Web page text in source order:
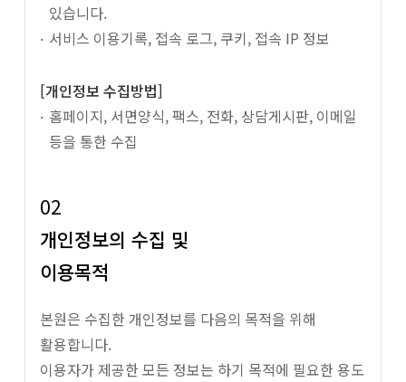
있습니다.
서비스 이용기록, 접속 로그, 쿠키, 접속 IP 정보
[개인정보 수집방법]
홈페이지, 서면양식, 팩스, 전화, 상담게시판, 이메일
등을 통한 수집
02
개인정보의 수집 및
이용목적
본원은 수집한 개인정보를 다음의 목적을 위해
활용합니다.
이용자가 제공한 모든 정보는 하기 목적에 필요한 용도